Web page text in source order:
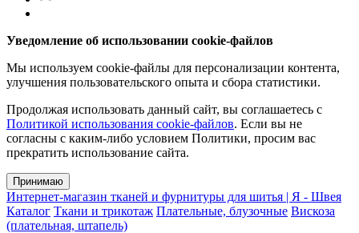
Уведомление об использовании cookie-файлов
Мы используем cookie-файлы для персонализации контента,
улучшения пользовательского опыта и сбора статистики.
Продолжая использовать данный сайт, вы соглашаетесь с
Политикой использования cookie-файлов. Если вы не
согласны с каким-либо условием Политики, просим вас
прекратить использование сайта.
Принимаю
Интернет-магазин тканей и фурнитуры для шитья | Я - Швея
Каталог Ткани и трикотаж Плательные, блузочные Вискоза
(плательная, штапель)